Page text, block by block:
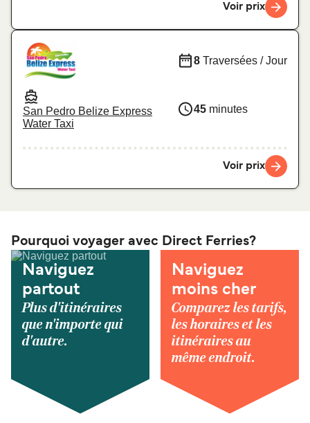
Voir prix
San Pedro Belize Express
Water Taxi
8 Traversées / Jour
45 minutes
Voir prix
Pourquoi voyager avec Direct Ferries?
Naviguez
partout
Plus d'itinéraires
que n'importe qui
d'autre.
Naviguez
moins cher
Comparez les tarifs,
les horaires et les
itinéraires au
même endroit.